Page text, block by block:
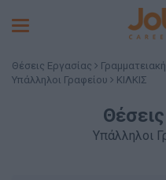
Toggle
Θέσεις Εργασίας
Υπάλληλοι Γραφείου
ΚΙΛΚΙΣ
Υπάλληλοι